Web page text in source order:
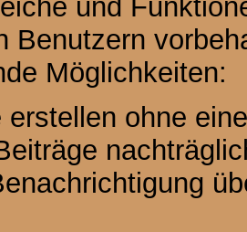
und
Benutzern
Möglichkeiten:
erstellen ohne